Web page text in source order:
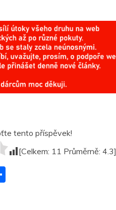
tento příspěvek!
[Celkem: 11 Průměrně:4.3]